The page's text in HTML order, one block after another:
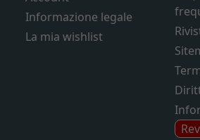
Informazione legale
La mia wishlist